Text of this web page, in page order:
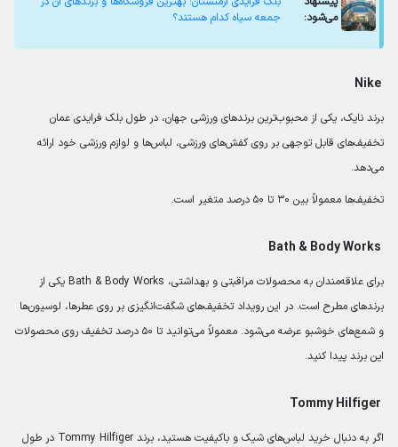
می‌شود:
جمعه سیاه کدام هستند؟
برند نایک، یکی از محبوب‌ترین برندهای ورزشی جهان، در طول بلک فرایدی عمان
تخفیف‌های قابل توجهی بر روی کفش‌های ورزشی، لباس‌ها و لوازم ورزشی خود ارائه
می‌دهد.
تخفیف‌ها معمولاً بین ۳۰ تا ۵۰ درصد متغیر است.
برای علاقه‌مندان به محصولات مراقبتی و بهداشتی، Bath & Body Works یکی از
برندهای مطرح است. در این رویداد تخفیف‌های شگفت‌انگیزی بر روی عطرها، لوسیون‌ها
و شمع‌های خوشبو عرضه می‌شود. معمولاً می‌توانید تا ۵۰ درصد تخفیف روی محصولات
این برند پیدا کنید.
اگر به دنبال خرید لباس‌های شیک و باکیفیت هستید، برند Tommy Hilfiger در طول